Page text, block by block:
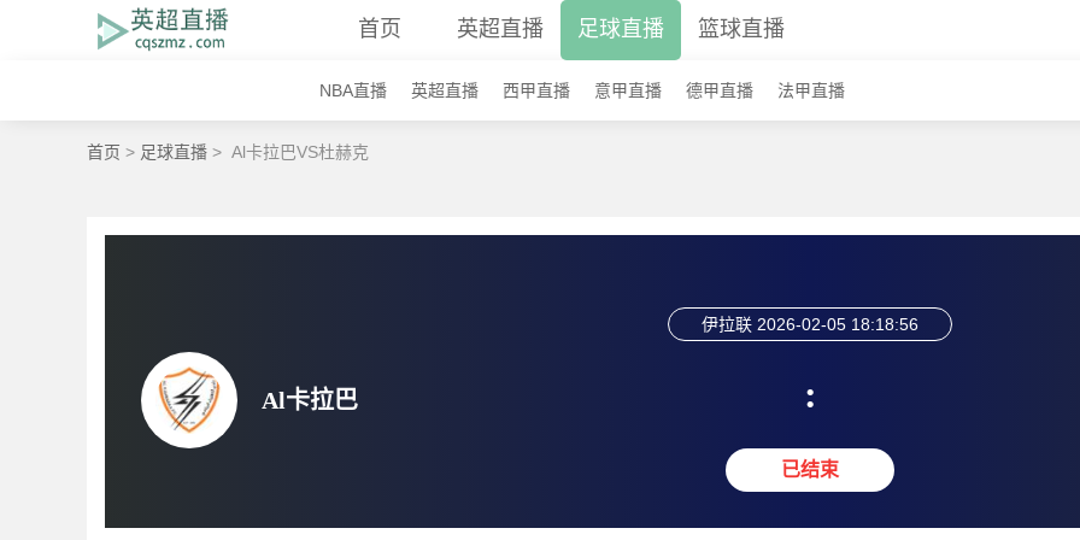
首页 英超直播 足球直播 篮球直播
NBA直播 英超直播 西甲直播 意甲直播 德甲直播 法甲直播
首页 > 足球直播 > Al卡拉巴VS杜赫克
Al卡拉巴
伊拉联 2026-02-05 18:18:56
:
已结束